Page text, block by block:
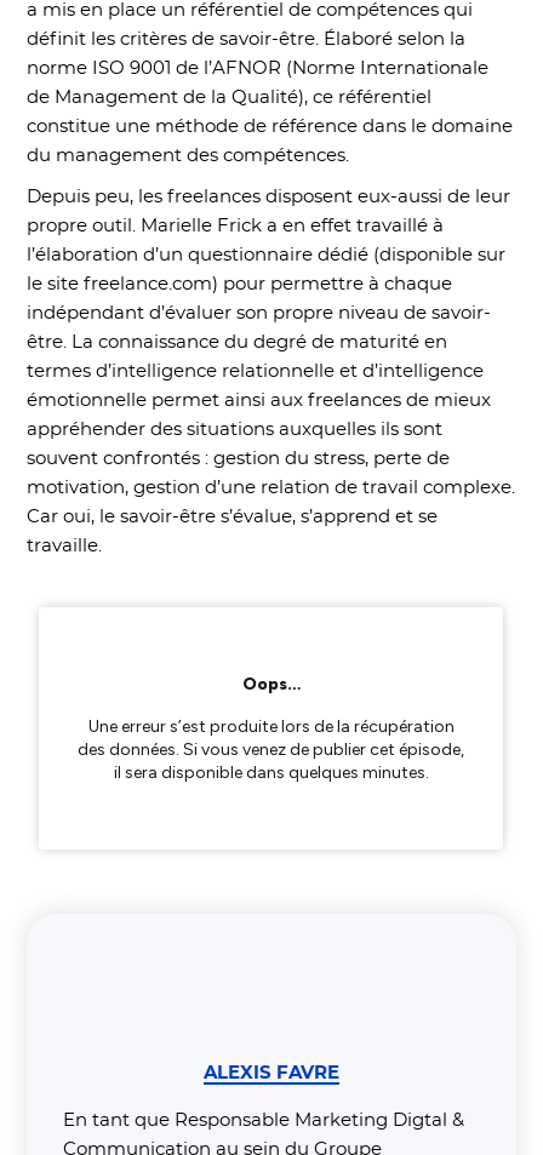
a mis en place un référentiel de compétences qui
définit les critères de savoir-être. Élaboré selon la
norme ISO 9001 de l’AFNOR (Norme Internationale
de Management de la Qualité), ce référentiel
constitue une méthode de référence dans le domaine
du management des compétences.
Depuis peu, les freelances disposent eux-aussi de leur
propre outil. Marielle Frick a en effet travaillé à
l’élaboration d’un questionnaire dédié (disponible sur
le site freelance.com) pour permettre à chaque
indépendant d’évaluer son propre niveau de savoir-
être. La connaissance du degré de maturité en
termes d’intelligence relationnelle et d’intelligence
émotionnelle permet ainsi aux freelances de mieux
appréhender des situations auxquelles ils sont
souvent confrontés : gestion du stress, perte de
motivation, gestion d’une relation de travail complexe.
Car oui, le savoir-être s’évalue, s’apprend et se
travaille.
ALEXIS FAVRE
En tant que Responsable Marketing Digtal &
Communication au sein du Groupe